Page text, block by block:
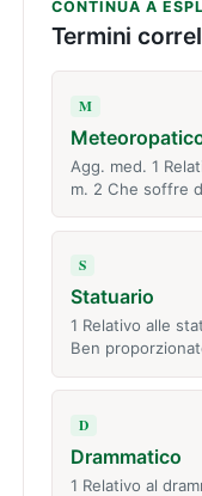
CONTINUA A
Termini
M
Agg. med. 1
m. 2 Che soffre
S
Statuario
1 Relativo alle
Ben
D
Drammatico
1 Relativo al